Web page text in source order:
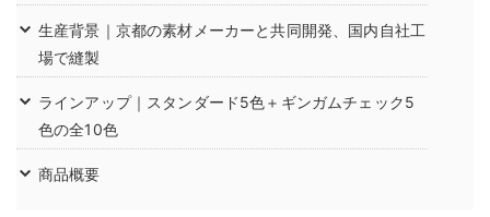
生産背景｜京都の素材メーカーと共同開発、国内自社工
場で縫製
ラインアップ｜スタンダード5色＋ギンガムチェック5
色の全10色
商品概要